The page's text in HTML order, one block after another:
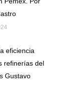
eficiencia
refinerías del
Gustavo